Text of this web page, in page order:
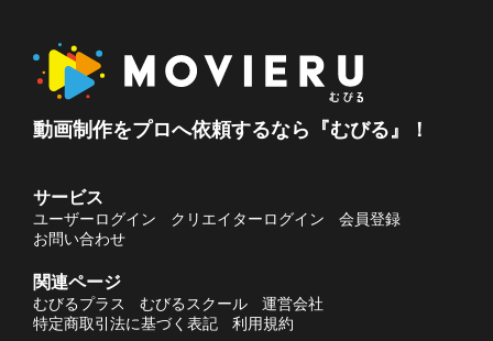
動画制作をプロへ依頼するなら『むびる』！
サービス
ユーザーログイン クリエイターログイン
会員登録
お問い合わせ
関連ページ
むびるプラス むびるスクール
運営会社
特定商取引法に基づく表記
利用規約